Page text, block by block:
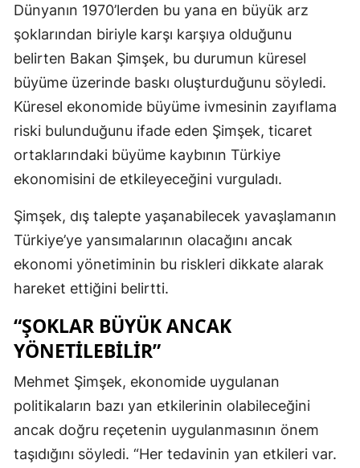
Dünyanın 1970’lerden bu yana en büyük arz
şoklarından biriyle karşı karşıya olduğunu
belirten Bakan Şimşek, bu durumun küresel
büyüme üzerinde baskı oluşturduğunu söyledi.
Küresel ekonomide büyüme ivmesinin zayıflama
riski bulunduğunu ifade eden Şimşek, ticaret
ortaklarındaki büyüme kaybının Türkiye
ekonomisini de etkileyeceğini vurguladı.
Şimşek, dış talepte yaşanabilecek yavaşlamanın
Türkiye’ye yansımalarının olacağını ancak
ekonomi yönetiminin bu riskleri dikkate alarak
hareket ettiğini belirtti.
“ŞOKLAR BÜYÜK ANCAK
YÖNETILEBILIR”
Mehmet Şimşek, ekonomide uygulanan
politikaların bazı yan etkilerinin olabileceğini
ancak doğru reçetenin uygulanmasının önem
taşıdığını söyledi. “Her tedavinin yan etkileri var.